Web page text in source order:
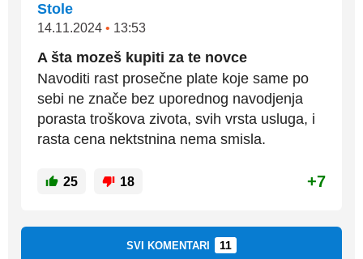
Stole
14.11.2024 • 13:53
A šta mozeš kupiti za te novce
Navoditi rast prosečne plate koje same po
sebi ne znače bez uporednog navodjenja
porasta troškova zivota, svih vrsta usluga, i
rasta cena nektstnina nema smisla.
25 18 +7
SVI KOMENTARI 11